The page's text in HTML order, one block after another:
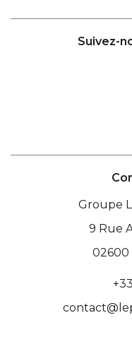
Suivez-
Groupe
9 Rue
02600